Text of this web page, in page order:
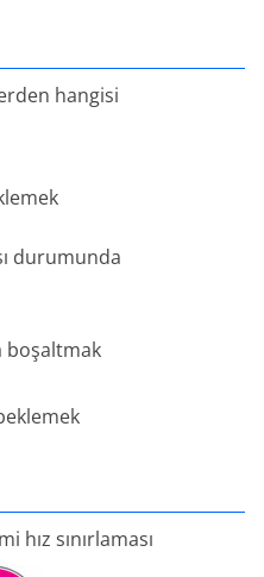
hangisi
durumunda
boşaltmak
hız sınırlaması